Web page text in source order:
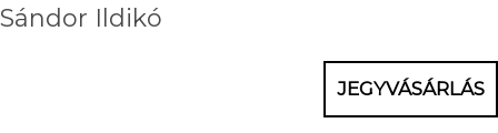
Sándor Ildikó
JEGYVÁSÁRLÁS